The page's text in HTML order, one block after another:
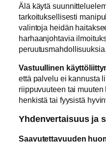
Älä käytä
tarkoituksellisesti
valintoja heidän
harhaanjohtavia
peruutusmahdollisuuksia.
Vastuullinen
että palvelu ei kannusta
riippuvuuteen tai
henkistä tai fyysistä
Yhdenvertaisuus ja
Saavutettavuuden